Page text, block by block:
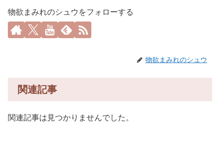
物欲まみれのシュウをフォローする
物欲まみれのシュウ
関連記事
関連記事は見つかりませんでした。